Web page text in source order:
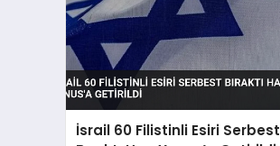
İsrail 60 Filistinli Esiri Serbest